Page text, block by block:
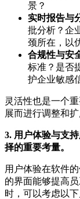
景？
实时报告与
批分析？企
颈所在，以
合规性与安
标准？是否
护企业敏感
灵活性也是一个
展而进行调整和
3. 用户体验与支
择的重要考量。
用户体验在软件
的界面能够提高
时，可以考虑以下